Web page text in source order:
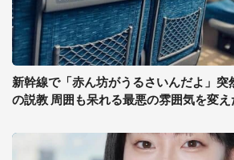
新幹線で「赤ん坊がうるさいんだよ」
の説教 周囲も呆れる最悪の雰囲気を変え